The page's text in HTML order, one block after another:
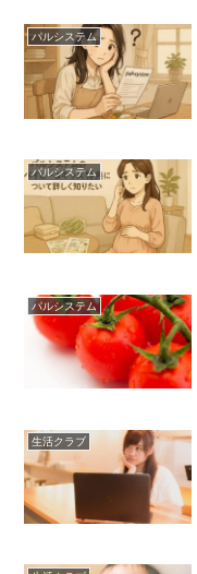
パルシステム
パルシステム
パルシステム
生活クラブ